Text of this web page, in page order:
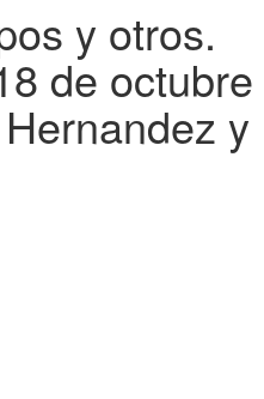
y otros.
de octubre
y